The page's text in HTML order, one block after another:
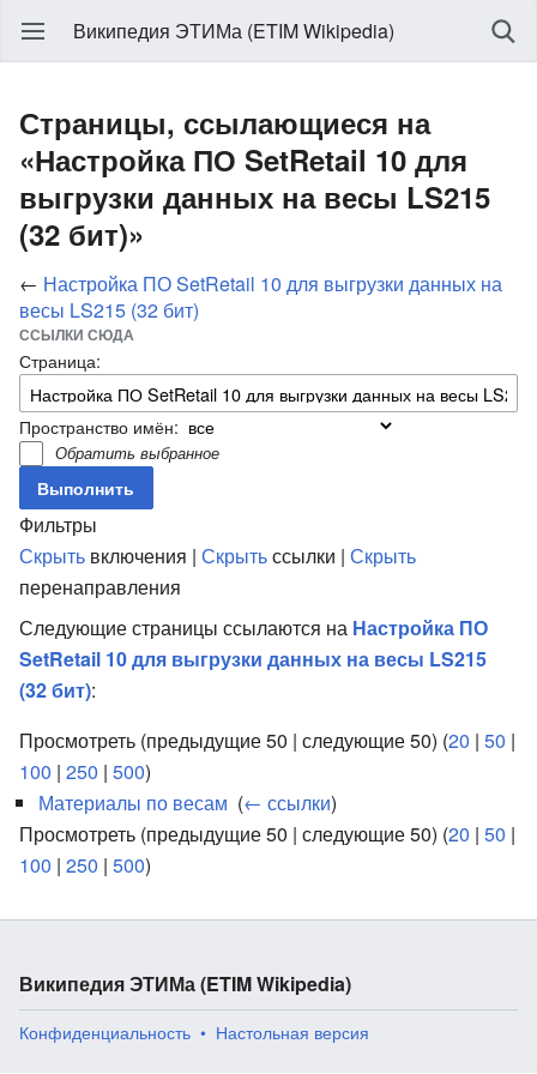
Википедия ЭТИМа (ETIM Wikipedia)
Страницы, ссылающиеся на
«Настройка ПО SetRetail 10 для
выгрузки данных на весы LS215
(32 бит)»
← Настройка ПО SetRetail 10 для выгрузки данных на
весы LS215 (32 бит)
ССЫЛКИ СЮДА
Страница:
Пространство имён:
Обратить выбранное
Фильтры
Скрыть включения | Скрытьссылки | Скрыть
перенаправления
Следующие страницы ссылаются на Настройка ПО
SetRetail 10 для выгрузки данных на весы LS215
(32 бит):
Просмотреть (предыдущие 50 | следующие 50) (20 | 50 |
100 | 250 | 500)
Материалы по весам (← ссылки)
Просмотреть (предыдущие 50 | следующие 50) (20 | 50 |
100 | 250 | 500)
Википедия ЭТИМа (ETIM Wikipedia)
Конфиденциальность Настольная версия